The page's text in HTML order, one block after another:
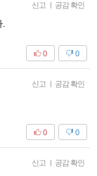
신고 | 공감 확인
.
0
0
신고 | 공감 확인
0
0
신고 | 공감 확인